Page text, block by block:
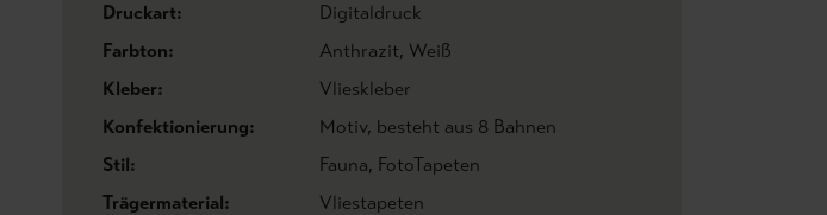
Druckart:
Digitaldruck
Farbton:
Anthrazit, Weiß
Kleber:
Vlieskleber
Konfektionierung:
Motiv, besteht aus 8 Bahnen
Stil:
Fauna, FotoTapeten
Trägermaterial:
Vliestapeten